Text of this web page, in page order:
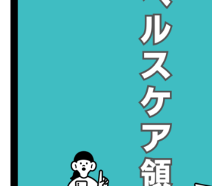
・職場の健康診断実施強化月間
・世界アルツハイマー月間
・健康増進普及月間